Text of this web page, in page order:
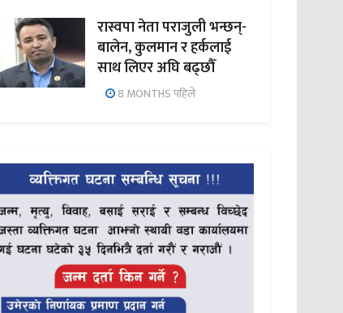
रास्वपा नेता पराजुली भन्छन्-
बालेन, कुलमान र हर्कलाई
साथ लिएर अघि बढ्छौँ
8 MONTHS पहिले